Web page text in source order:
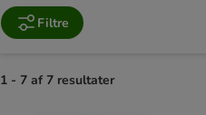
Filtre
1 - 7 af 7 resultater